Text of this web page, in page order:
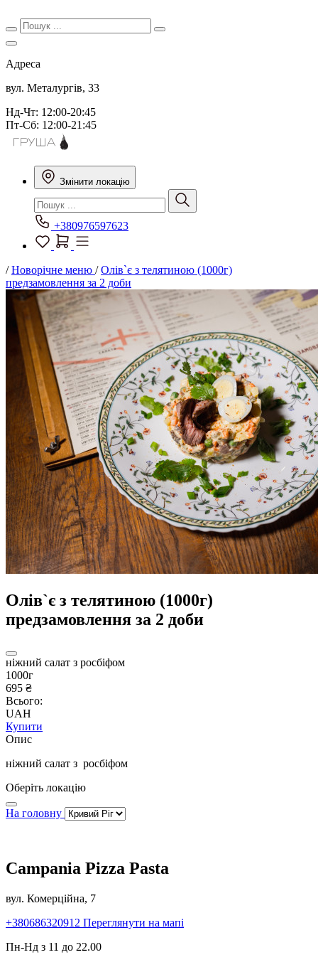
Адреса
вул. Металургів, 33
Нд-Чт: 12:00-20:45
Пт-Сб: 12:00-21:45
Змінити локацію
+380976597623
/Новорічне меню /Олів`є з телятиною (1000г)
предзамовлення за 2 доби
Олів`є з телятиною (1000г)
предзамовлення за 2 доби
ніжний салат з росбіфом
1000г
695 ₴
Всього:
UAH
Купити
Опис
ніжний салат з росбіфом
Оберіть локацію
На головну
Campania Pizza Pasta
вул. Комерційна, 7
+380686320912 Переглянути на мапі
Пн-Нд з 11 до 22.00